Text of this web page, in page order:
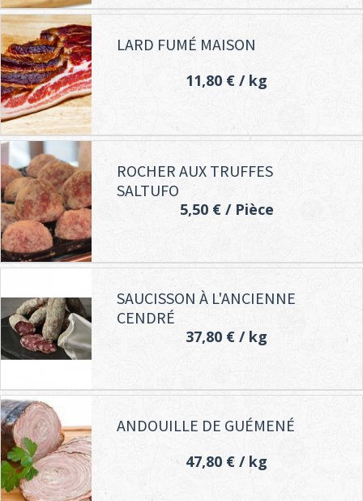
LARD FUMÉ MAISON
11,80 € / kg
ROCHER AUX TRUFFES
SALTUFO
5,50 €/ Pièce
SAUCISSON À L'ANCIENNE
CENDRÉ
37,80 € / kg
ANDOUILLE DE GUÉMENÉ
47,80 € / kg